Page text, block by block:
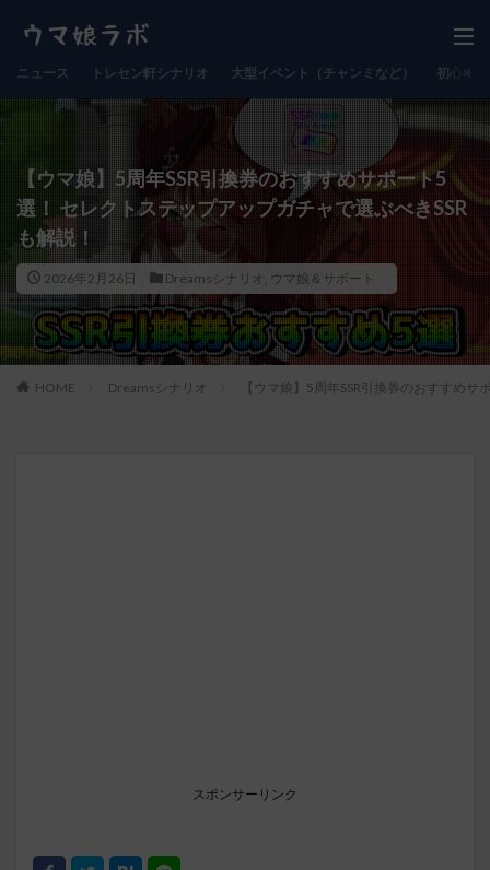
ニュース トレセン軒シナリオ 大型イベント（チャンミなど） 初心者
【ウマ娘】5周年SSR引換券のおすすめサポート5
選！ セレクトステップアップガチャで選ぶべきSSR
も解説！
2026年2月26日 Dreamsシナリオ , ウマ娘＆サポート
HOME Dreamsシナリオ 【ウマ娘】5周年SSR引換券のおすすめ
スポンサーリンク